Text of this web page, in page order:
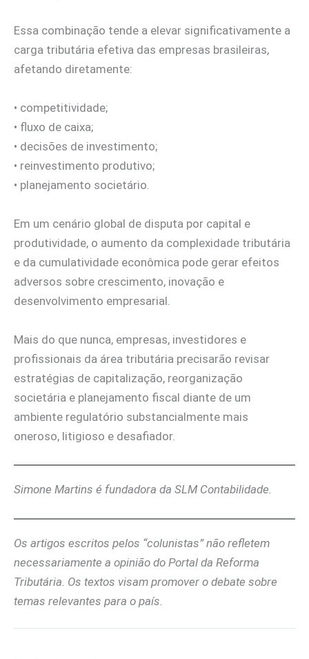
Essa combinação tende a elevar significativamente a
carga tributária efetiva das empresas brasileiras,
afetando diretamente:
• competitividade;
• fluxo de caixa;
• decisões de investimento;
• reinvestimento produtivo;
• planejamento societário.
Em um cenário global de disputa por capital e
produtividade, o aumento da complexidade tributária
e da cumulatividade econômica pode gerar efeitos
adversos sobre crescimento, inovação e
desenvolvimento empresarial.
Mais do que nunca, empresas, investidores e
profissionais da área tributária precisarão revisar
estratégias de capitalização, reorganização
societária e planejamento fiscal diante de um
ambiente regulatório substancialmente mais
oneroso, litigioso e desafiador.
Simone Martins é fundadora da SLM Contabilidade.
Os artigos escritos pelos “colunistas” não refletem
necessariamente a opinião do Portal da Reforma
Tributária. Os textos visam promover o debate sobre
temas relevantes para o país.